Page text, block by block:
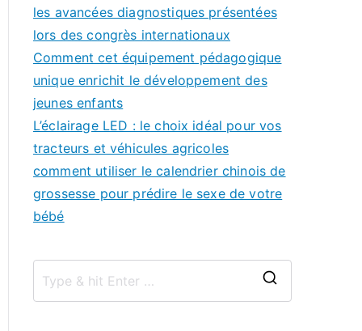
les avancées diagnostiques présentées
lors des congrès internationaux
Comment cet équipement pédagogique
unique enrichit le développement des
jeunes enfants
L’éclairage LED : le choix idéal pour vos
tracteurs et véhicules agricoles
comment utiliser le calendrier chinois de
grossesse pour prédire le sexe de votre
bébé